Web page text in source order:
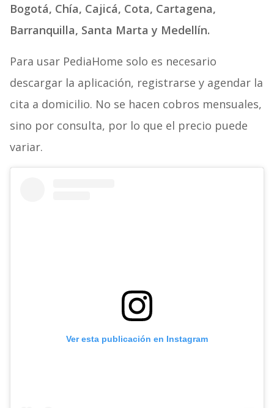
Bogotá, Chía, Cajicá, Cota, Cartagena,
Barranquilla, Santa Marta y Medellín.
Para usar PediaHome solo es necesario
descargar la aplicación, registrarse y agendar la
cita a domicilio. No se hacen cobros mensuales,
sino por consulta, por lo que el precio puede
variar.
Ver esta publicación en Instagram